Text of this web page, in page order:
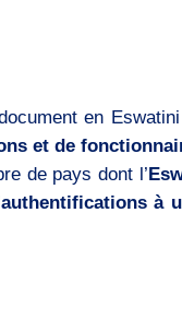
en
et de
de pays dont l’
à